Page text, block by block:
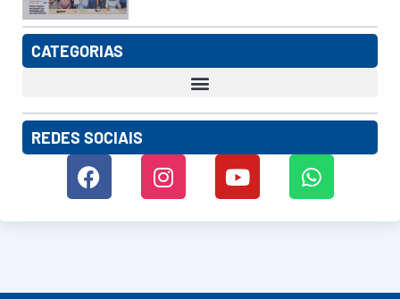
CATEGORIAS
REDES SOCIAIS